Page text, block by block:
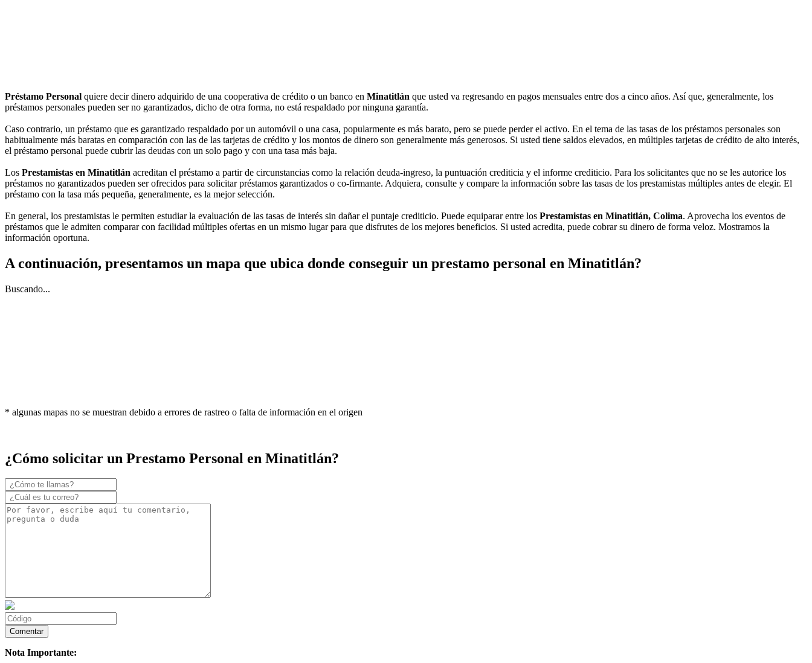
Préstamo Personal quiere decir dinero adquirido de una cooperativa de crédito o un banco en Minatitlán que usted va regresando en pagos mensuales entre dos a cinco años. Así que, generalmente, los
préstamos personales pueden ser no garantizados, dicho de otra forma, no está respaldado por ninguna garantía.
Caso contrario, un préstamo que es garantizado respaldado por un automóvil o una casa, popularmente es más barato, pero se puede perder el activo. En el tema de las tasas de los préstamos personales son
habitualmente más baratas en comparación con las de las tarjetas de crédito y los montos de dinero son generalmente más generosos. Si usted tiene saldos elevados, en múltiples tarjetas de crédito de alto interés,
el préstamo personal puede cubrir las deudas con un solo pago y con una tasa más baja.
Los Prestamistas en Minatitlán acreditan el préstamo a partir de circunstancias como la relación deuda-ingreso, la puntuación crediticia y el informe crediticio. Para los solicitantes que no se les autorice los
préstamos no garantizados pueden ser ofrecidos para solicitar préstamos garantizados o co-firmante. Adquiera, consulte y compare la información sobre las tasas de los prestamistas múltiples antes de elegir. El
préstamo con la tasa más pequeña, generalmente, es la mejor selección.
En general, los prestamistas le permiten estudiar la evaluación de las tasas de interés sin dañar el puntaje crediticio. Puede equiparar entre los Prestamistas en Minatitlán, Colima. Aprovecha los eventos de
préstamos que le admiten comparar con facilidad múltiples ofertas en un mismo lugar para que disfrutes de los mejores beneficios. Si usted acredita, puede cobrar su dinero de forma veloz. Mostramos la
información oportuna.
A continuación, presentamos un mapa que ubica donde conseguir un prestamo personal en Minatitlán?
Buscando...
* algunas mapas no se muestran debido a errores de rastreo o falta de información en el origen
¿Cómo solicitar un Prestamo Personal en Minatitlán?
Nota Importante: